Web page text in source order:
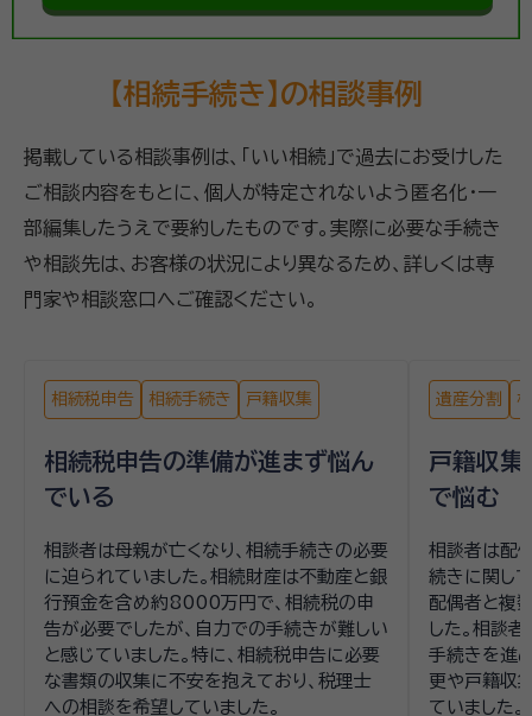
【相続手続き】の相談事例
掲載している相談事例は、「いい相続」で過去にお受けした
ご相談内容をもとに、個人が特定されないよう匿名化・一
部編集したうえで要約したものです。実際に必要な手続き
や相談先は、お客様の状況により異なるため、詳しくは専
門家や相談窓口へご確認ください。
相続税申告 相続手続き 戸籍収集
相続税申告の準備が進まず悩ん
でいる
相談者は母親が亡くなり、相続手続きの必要
に迫られていました。相続財産は不動産と銀
行預金を含め約8000万円で、相続税の申
告が必要でしたが、自力での手続きが難しい
と感じていました。特に、相続税申告に必要
な書類の収集に不安を抱えており、税理士
への相談を希望していました。
遺産分割
戸籍収集
で悩む
相談者は配
続きに関し
配偶者と複
した。相談
手続きを進
更や戸籍収
ていました